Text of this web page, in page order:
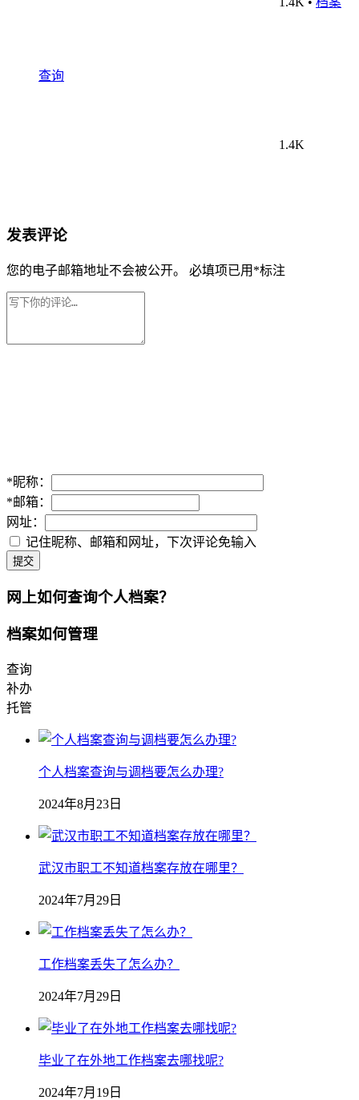
查询
1.4K
发表评论
您的电子邮箱地址不会被公开。 必填项已用 *标注
*昵称：
*邮箱：
网址：
记住昵称、邮箱和网址，下次评论免输入
提交
网上如何查询个人档案？
档案如何管理
查询
补办
托管
个人档案查询与调档要怎么办理?
2024年8月23日
武汉市职工不知道档案存放在哪里？
2024年7月29日
工作档案丢失了怎么办？
2024年7月29日
毕业了在外地工作档案去哪找呢?
2024年7月19日